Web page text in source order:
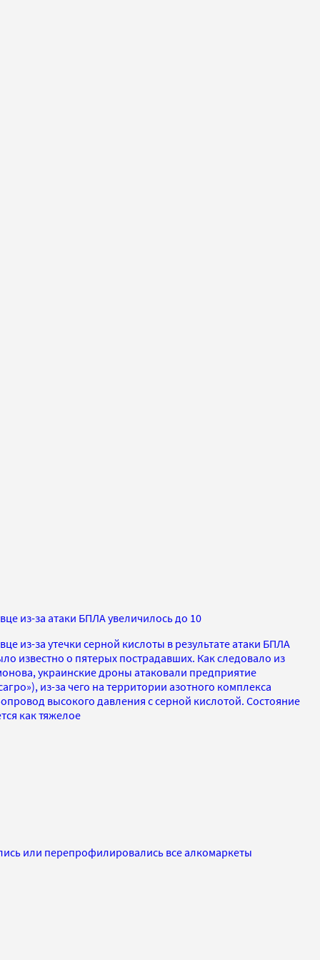
из-за атаки БПЛА увеличилось до 10
из-за утечки серной кислоты в результате атаки БПЛА
известно о пятерых пострадавших. Как следовало из
украинские дроны атаковали предприятие
из-за чего на территории азотного комплекса
высокого давления с серной кислотой. Состояние
как тяжелое
или перепрофилировались все алкомаркеты